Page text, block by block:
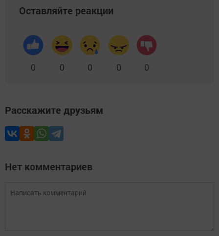
Оставляйте реакции
0 0 0 0 0
Расскажите друзьям
Нет комментариев